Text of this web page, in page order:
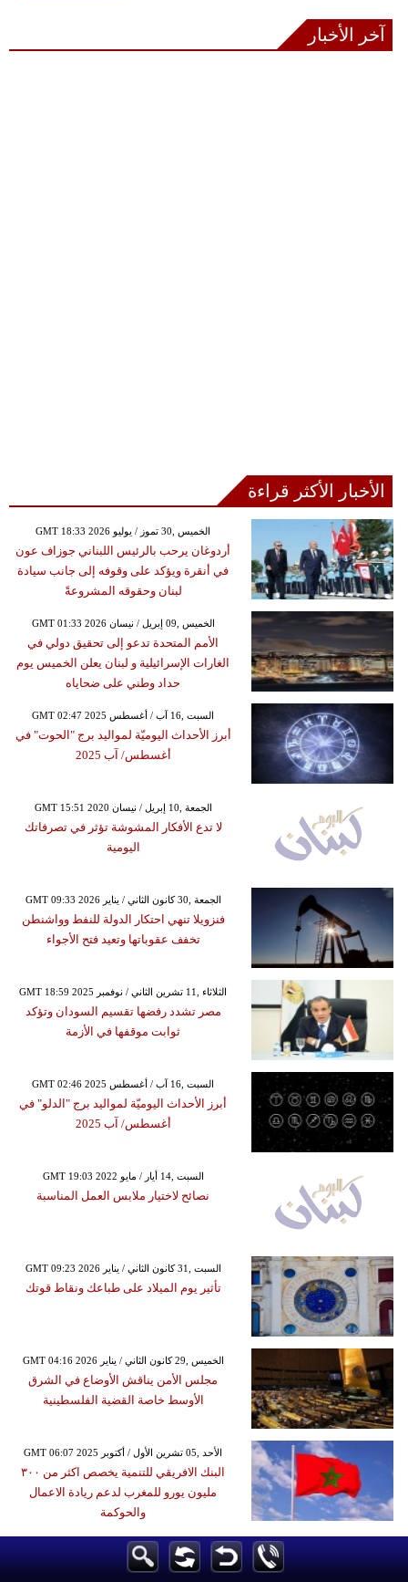
آخر الأخبار
الأخبار الأكثر قراءة
GMT 18:33 2026 الخميس ,30 تموز / يوليو
أردوغان يرحب بالرئيس اللبناني جوزاف عون
في أنقرة ويؤكد على وقوفه إلى جانب سيادة
لبنان وحقوقه المشروعةً
GMT 01:33 2026 الخميس ,09 إبريل / نيسان
الأمم المتحدة تدعو إلى تحقيق دولي في
الغارات الإسرائيلية و لبنان يعلن الخميس يوم
حداد وطني على ضحاياه
GMT 02:47 2025 السبت ,16 آب / أغسطس
أبرز الأحداث اليوميّة لمواليد برج "الحوت" في
أغسطس/ آب 2025
GMT 15:51 2020 الجمعة ,10 إبريل / نيسان
لا تدع الأفكار المشوشة تؤثر في تصرفاتك
اليومية
GMT 09:33 2026 الجمعة ,30 كانون الثاني / يناير
فنزويلا تنهي احتكار الدولة للنفط وواشنطن
تخفف عقوباتها وتعيد فتح الأجواء
GMT 18:59 2025 الثلاثاء ,11 تشرين الثاني / نوفمبر
مصر تشدد رفضها تقسيم السودان وتؤكد
ثوابت موقفها في الأزمة
GMT 02:46 2025 السبت ,16 آب / أغسطس
أبرز الأحداث اليوميّة لمواليد برج "الدلو" في
أغسطس/ آب 2025
GMT 19:03 2022 السبت ,14 أيار / مايو
نصائح لاختيار ملابس العمل المناسبة
GMT 09:23 2026 السبت ,31 كانون الثاني / يناير
تأثير يوم الميلاد على طباعك ونقاط قوتك
GMT 04:16 2026 الخميس ,29 كانون الثاني / يناير
مجلس الأمن يناقش الأوضاع في الشرق
الأوسط خاصة القضية الفلسطينية
GMT 06:07 2025 الأحد ,05 تشرين الأول / أكتوبر
البنك الافريقي للتنمية يخصص اكثر من ٣٠٠
مليون يورو للمغرب لدعم ريادة الاعمال
والحوكمة
GMT 20:15 2019 السبت ,08 حزيران / يونيو
رافائيل نادال يكتسح روجر فيدرر ويبلغ "النهائي